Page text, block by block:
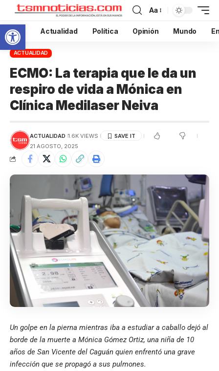
Abrir barra de herramientas
Aa
Inicio Actualidad Política Opinión Mundo
ACTUALIDAD
ECMO: La terapia que le da un
respiro de vida a Mónica en
Clínica Medilaser Neiva
ACTUALIDAD 1.6K VIEWS
21 AGOSTO, 2025
Un golpe en la pierna mientras iba a estudiar a caballo dejó al
borde de la muerte a Mónica Gómez Ortiz, una niña de 10
años de San Vicente del Caguán quien enfrentó una grave
infección que se propagó a sus pulmones.